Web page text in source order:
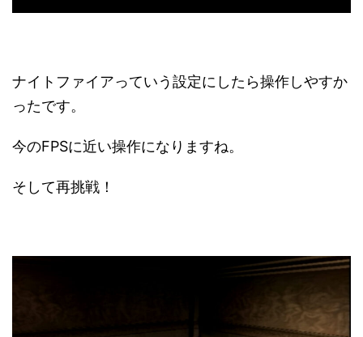
ナイトファイアっていう設定にしたら操作しやすか
ったです。
今のFPSに近い操作になりますね。
そして再挑戦！